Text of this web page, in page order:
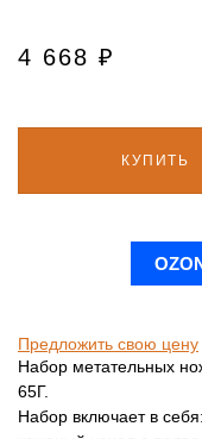
4 668 ₽
КУПИТЬ
Предложить свою цену
Набор метательных
65Г.
Набор включает в